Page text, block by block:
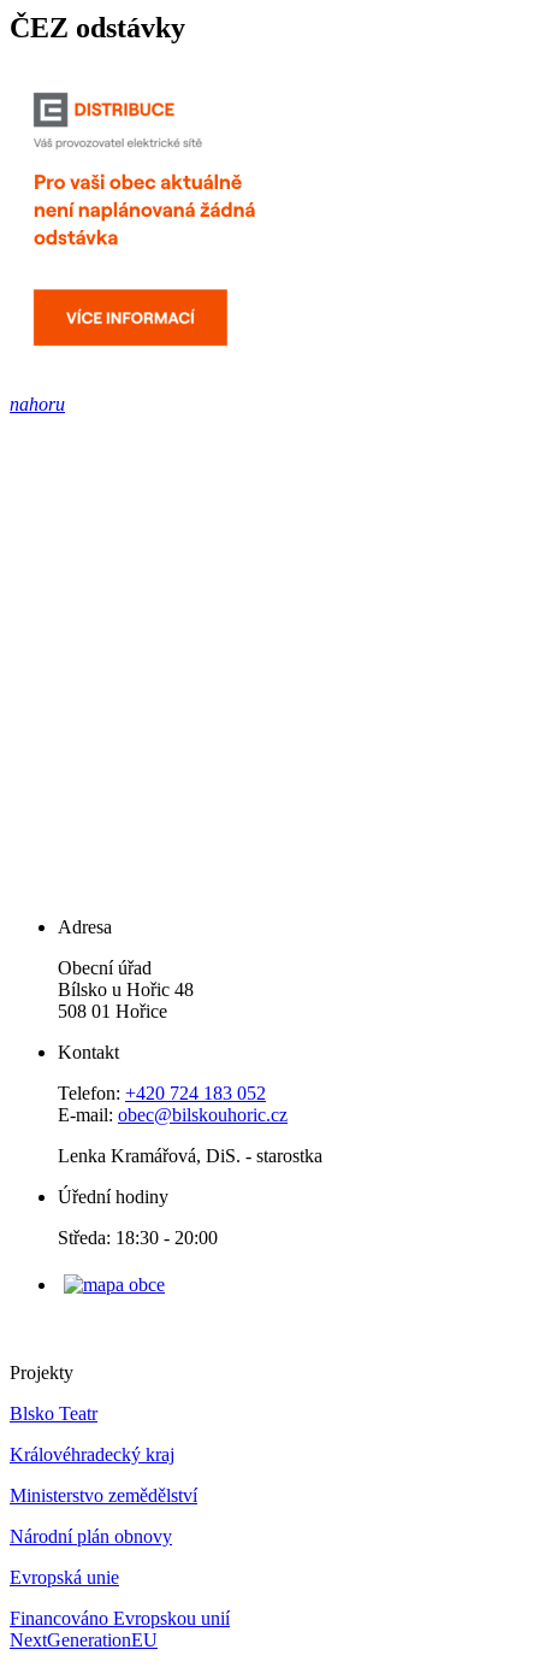
ČEZ odstávky
nahoru
Adresa
Obecní úřad
Bílsko u Hořic 48
508 01 Hořice
Kontakt
Telefon: +420 724 183 052
E-mail: obec@bilskouhoric.cz
Lenka Kramářová, DiS. - starostka
Úřední hodiny
Středa: 18:30 - 20:00
Projekty
Blsko Teatr
Královéhradecký kraj
Ministerstvo zemědělství
Národní plán obnovy
Evropská unie
Financováno Evropskou unií
NextGenerationEU